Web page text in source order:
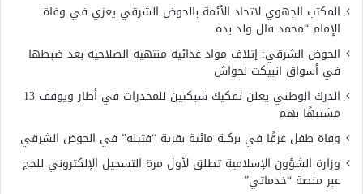
المكتب الجهوي لاتحاد الأئمة بالحوض الشرقي يعزي في وفاة
الإمام “محمد فال ولد بده
الحوض الشرقي: إتلاف مواد غذائية منتهية الصلاحية بعد ضبطها
في أسواق انبيكت لحواش
الدرك الوطني يعلن تفكيك شبكتين للمخدرات في أطار ويوقف 13
مشتبهًا بهم
وفاة طفل غرقًا في بركــة مائية بقرية “فتيله” في الحوض الشرقي
وزارة الشؤون الإسلامية تطلق لأول مرة التسجيل الإلكتروني للحج
عبر منصة “خدماتي”